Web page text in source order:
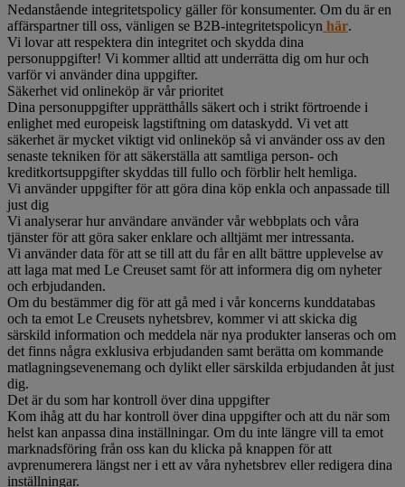
Nedanstående integritetspolicy gäller för konsumenter. Om du är en
affärspartner till oss, vänligen se B2B-integritetspolicyn här.
Vi lovar att respektera din integritet och skydda dina
personuppgifter! Vi kommer alltid att underrätta dig om hur och
varför vi använder dina uppgifter.
Säkerhet vid onlineköp är vår prioritet
Dina personuppgifter upprätthålls säkert och i strikt förtroende i
enlighet med europeisk lagstiftning om dataskydd. Vi vet att
säkerhet är mycket viktigt vid onlineköp så vi använder oss av den
senaste tekniken för att säkerställa att samtliga person- och
kreditkortsuppgifter skyddas till fullo och förblir helt hemliga.
Vi använder uppgifter för att göra dina köp enkla och anpassade till
just dig
Vi analyserar hur användare använder vår webbplats och våra
tjänster för att göra saker enklare och alltjämt mer intressanta.
Vi använder data för att se till att du får en allt bättre upplevelse av
att laga mat med Le Creuset samt för att informera dig om nyheter
och erbjudanden.
Om du bestämmer dig för att gå med i vår koncerns kunddatabas
och ta emot Le Creusets nyhetsbrev, kommer vi att skicka dig
särskild information och meddela när nya produkter lanseras och om
det finns några exklusiva erbjudanden samt berätta om kommande
matlagningsevenemang och dylikt eller särskilda erbjudanden åt just
dig.
Det är du som har kontroll över dina uppgifter
Kom ihåg att du har kontroll över dina uppgifter och att du när som
helst kan anpassa dina inställningar. Om du inte längre vill ta emot
marknadsföring från oss kan du klicka på knappen för att
avprenumerera längst ner i ett av våra nyhetsbrev eller redigera dina
inställningar.